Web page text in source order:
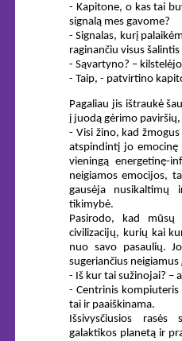
- Kapitone, o kas tai
signalą mes gavome?
- Signalas, kurį
raginančiu visus
- Sąvartyno? –
- Taip, - patvirtino
Pagaliau jis ištraukė
į juodą gėrimo paviršių,
- Visi žino, kad
atspindintį jo emocinę
vieningą energetinę-
neigiamos emocijos,
gausėja nusikaltimų
tikimybė.
Pasirodo, kad mūsų
civilizacijų, kurių kai
nuo savo pasaulių.
sugeriančius neigiamus
- Iš kur tai sužinojai? –
- Centrinis
tai ir paaiškinama.
Išsivysčiusios rasės
galaktikos planetą ir